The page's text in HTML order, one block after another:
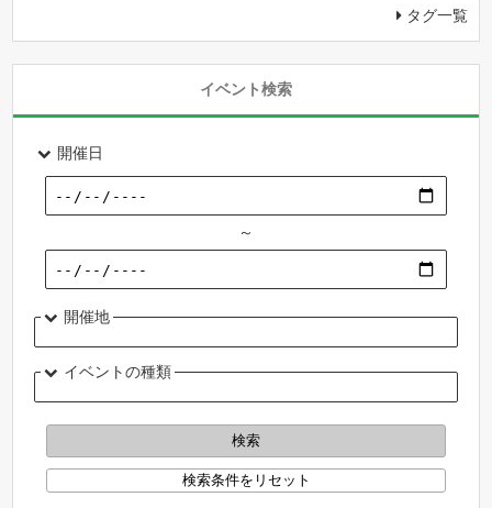
タグ一覧
イベント検索
開催日
～
開催地
イベントの種類